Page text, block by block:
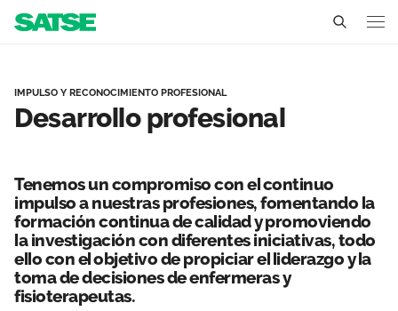
Conócenos
Delegados Sindicales
Estructura organizativa
Transparencia
Ámbitos de negociación
Secciones sindicales
Qué ofrecemos
Servicios
Actualidad
Temas
Contáctanos
IMPULSO Y RECONOCIMIENTO PROFESIONAL
Desarrollo profesional
Tenemos un compromiso con el continuo
impulso a nuestras profesiones, fomentando la
formación continua de calidad y promoviendo
la investigación con diferentes iniciativas, todo
ello con el objetivo de propiciar el liderazgo y la
toma de decisiones de enfermeras y
fisioterapeutas.